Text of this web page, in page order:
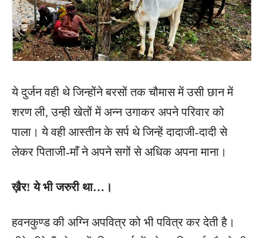
ये दुर्जन वही थे जिन्होंने बरसों तक चौमास में उसी छान में
शरण ली, उन्ही खेतों में अन्न उगाकर अपने परिवार को
पाला। ये वही आस्तीन के सर्प थे जिन्हें दादाजी-दादी से
लेकर पिताजी-माँ ने अपने सगों से अधिक अपना माना।
ख़ैर! ये भी जरुरी था…।
हवनकुण्ड की अग्नि अपवित्र को भी पवित्र कर देती है।